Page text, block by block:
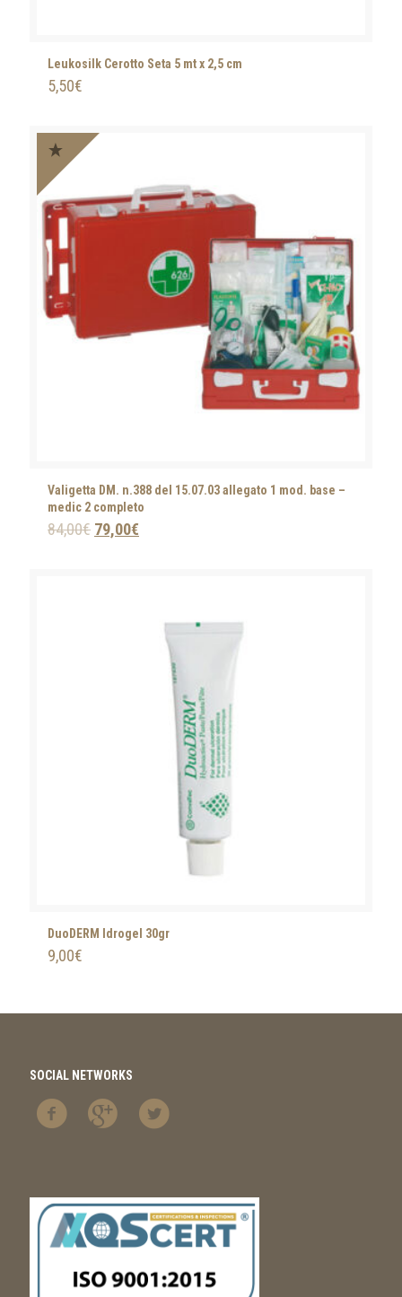
Leukosilk Cerotto Seta 5 mt x 2,5 cm
5,50€
Valigetta DM. n.388 del 15.07.03 allegato 1 mod. base –
medic 2 completo
84,00€ 79,00€
DuoDERM Idrogel 30gr
9,00€
SOCIAL NETWORKS